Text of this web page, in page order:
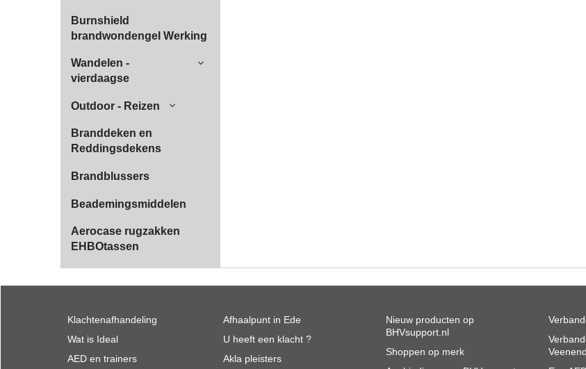
Burnshield
brandwondengel Werking
Wandelen -
vierdaagse
Outdoor - Reizen
Branddeken en
Reddingsdekens
Brandblussers
Beademingsmiddelen
Aerocase rugzakken
EHBOtassen
Klachtenafhandeling
Wat is Ideal
AED en trainers
Afhaalpunt in Ede
U heeft een klacht ?
Akla pleisters
Nieuw producten op
BHVsupport.nl
Shoppen op merk